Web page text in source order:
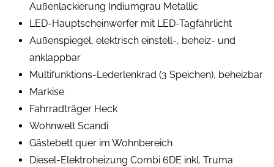
Außenlackierung Indiumgrau Metallic
LED-Hauptscheinwerfer mit LED-Tagfahrlicht
Außenspiegel, elektrisch einstell-, beheiz- und
anklappbar
Multifunktions-Lederlenkrad (3 Speichen), beheizbar
Markise
Fahrradträger Heck
Wohnwelt Scandi
Gästebett quer im Wohnbereich
Diesel-Elektroheizung Combi 6DE inkl. Truma